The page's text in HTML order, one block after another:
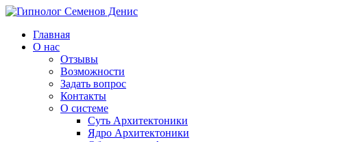
Главная
О нас
Отзывы
Возможности
Задать вопрос
Контакты
О системе
Суть Архитектоники
Ядро Архитектоники